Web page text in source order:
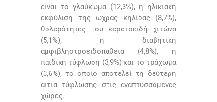
είναι το γλαύκωμα (12,3%), η ηλικιακή
εκφύλιση της ωχράς κηλίδας (8,7%),
θολερότητες του κερατοειδή χιτώνα
(5,1%), η διαβητική
αμφιβληστροειδοπάθεια (4,8%), η
παιδική τύφλωση (3,9%) και το τράχωμα
(3,6%), το οποίο αποτελεί τη δεύτερη
αιτία τύφλωσης στις αναπτυσσόμενες
χώρες.